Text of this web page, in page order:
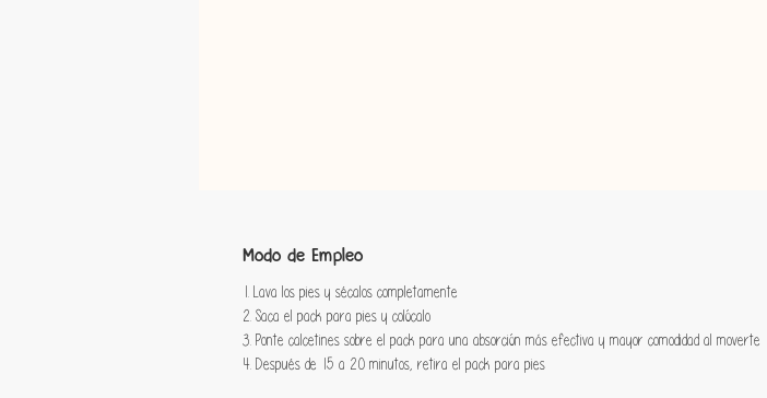
Modo de Empleo
1. Lava los pies y sécalos completamente
2. Saca el pack para pies y colócalo
3. Ponte calcetines sobre el pack para una absorción más efectiva y mayor comodidad al moverte
4. Después de 15 a 20 minutos, retira el pack para pies